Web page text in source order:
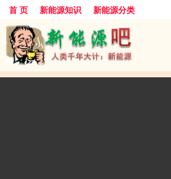
首 页 新能源知识 新能源分类